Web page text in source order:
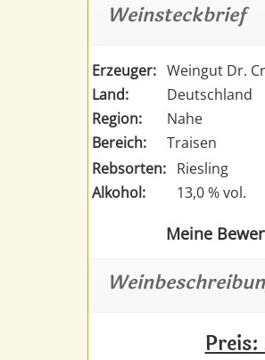
Weinsteckbrief
Erzeuger: Weingut Dr.
Land:
Deutschland
Region:
Nahe
Bereich:
Traisen
Rebsorten: Riesling
Alkohol:
13,0 % vol.
Meine